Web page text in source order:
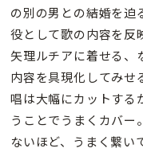
の別の男との結婚を迫
役として歌の内容を反
矢理ルチアに着せる、
内容を具現化してみせ
唱は大幅にカットする
うことでうまくカバ
ないほど、うまく繋い